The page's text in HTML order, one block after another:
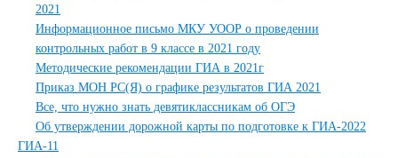
2021
Информационное письмо МКУ УООР о проведении
контрольных работ в 9 классе в 2021 году
Методические рекомендации ГИА в 2021г
Приказ МОН РС(Я) о графике результатов ГИА 2021
Все, что нужно знать девятиклассникам об ОГЭ
Об утверждении дорожной карты по подготовке к ГИА-2022
ГИА-11